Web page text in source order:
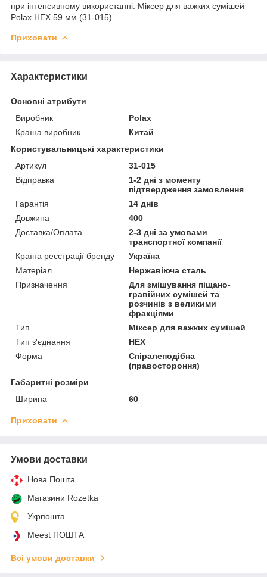
при інтенсивному використанні. Міксер для важких сумішей
Polax HEX 59 мм (31-015).
Приховати
Характеристики
Основні атрибути
Виробник
Polax
Країна виробник
Китай
Користувальницькі характеристики
Артикул
31-015
Відправка
1-2 дні з моменту
підтвердження замовлення
Гарантія
14 днів
Довжина
400
Доставка/Оплата
2-3 дні за умовами
транспортної компанії
Країна реєстрації бренду
Україна
Матеріал
Нержавіюча сталь
Призначення
Для змішування піщано-
гравійних сумішей та
розчинів з великими
фракціями
Тип
Міксер для важких сумішей
Тип з'єднання
НЕХ
Форма
Спіралеподібна
(правостороння)
Габаритні розміри
Ширина
60
Приховати
Умови доставки
Нова Пошта
Магазини Rozetka
Укрпошта
Meest ПОШТА
Всі умови доставки